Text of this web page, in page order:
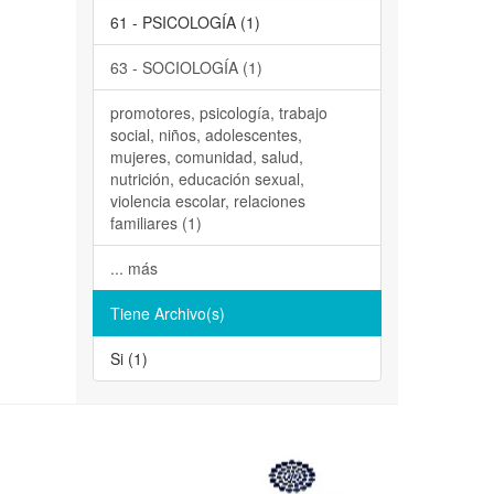
61 - PSICOLOGÍA (1)
63 - SOCIOLOGÍA (1)
promotores, psicología, trabajo
social, niños, adolescentes,
mujeres, comunidad, salud,
nutrición, educación sexual,
violencia escolar, relaciones
familiares (1)
... más
Tiene Archivo(s)
Si (1)